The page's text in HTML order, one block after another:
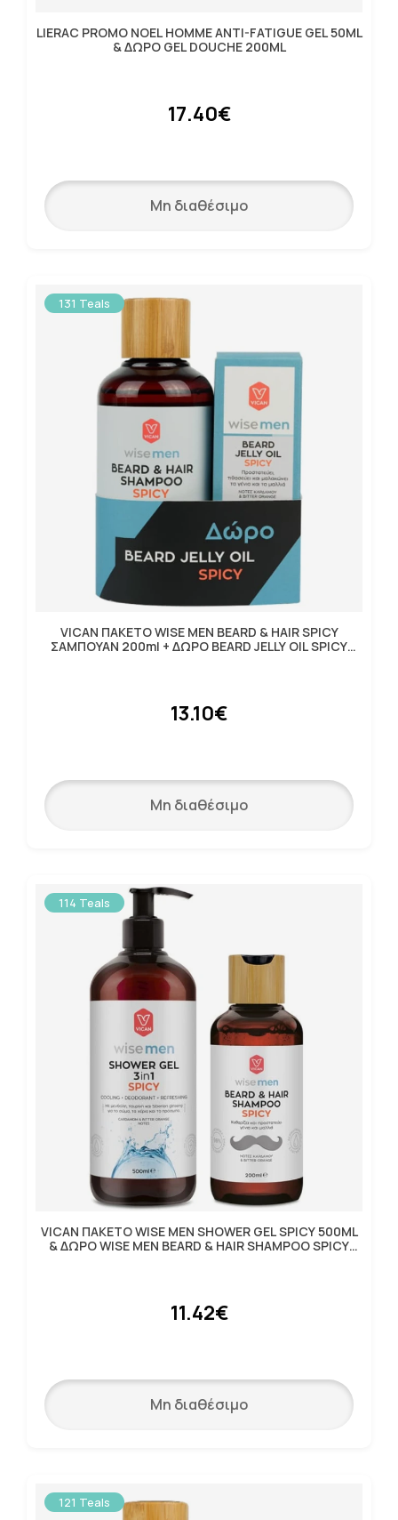
LIERAC PROMO NOEL HOMME ANTI-FATIGUE GEL 50ML
& ΔΩΡΟ GEL DOUCHE 200ML
17.40€
Μη διαθέσιμο
131 Teals
VICAN ΠΑΚΕΤΟ WISE MEN BEARD & HAIR SPICY
ΣΑΜΠΟΥΑΝ 200ml + ΔΩΡΟ BEARD JELLY OIL SPICY
13.10€
Μη διαθέσιμο
114 Teals
VICAN ΠΑΚΕΤΟ WISE MEN SHΟWER GEL SPICY 500ML
& ΔΩΡΟ WISE MEN BEARD & HAIR SHAMPOO SPICY
11.42€
Μη διαθέσιμο
121 Teals